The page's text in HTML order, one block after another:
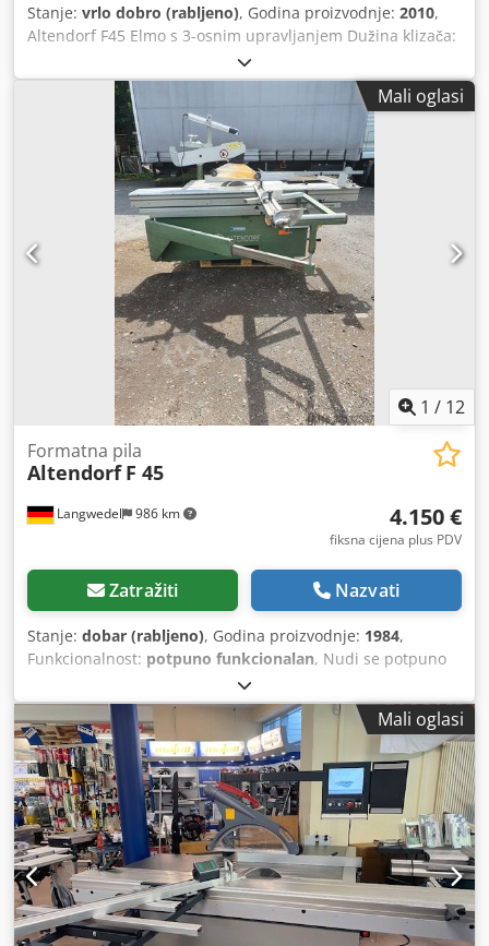
Stanje: vrlo dobro (rabljeno), Godina proizvodnje: 2010,
Altendorf F45 Elmo s 3-osnim upravljanjem Dužina klizača:
3200 mm Širina reza na uzdužnom graničniku: 1300 mm
Predrezač: pripremljen Podešavanje visine lista pile:
električno / upravljanje pozicijom Nagibno podešavanje
lista pile: električno / upravljanje pozicijom Uzdužni
graničnik: električan / upravljanje pozicijom Podešavanje
poprečnog graničnika: ručno Dcjdpfx Ajy Sbvked Sok Prikaz
kuta lista pile: digitalni prikaz Prikaz visine reza: digitalni
prikaz Poprečno ravnalo s funkcijom za kutove: da Promjer
lista pile: 450 mm Broj okretaja: 4 Snaga motora: 5,5 kW
Priključak za odsisavanje: 80 i 120 mm Duplex kutni
graničnik Godina proizvodnje: 2010. Cijena: 15.500.-
Mali oglasi
1 / 12
Langwedel 986 km
Formatna pila
Altendorf F 45
4.150 €
fiksna cijena plus PDV
Zatražiti Nazvati
Stanje: dobar (rabljeno), Godina proizvodnje: 1984,
Funkcionalnost: potpuno funkcionalan, Nudi se potpuno
funkcionalna formatna pila Altendorf F45 iz radionice za
osobe s invaliditetom. Nagib do 45° pomoću ručnog kotača
Godina proizvodnje: 1984 S predrezom (bez pile) Maks.
promjer lista pile 400 mm Ugrađen list 350 mm Maks.
visina reza s listom 350 mm: 98 mm na 90° — 75 mm na
45° Dedpfxjzdqxvo Ad Sock S motornom kočnicom (oko 2,5
s do zaustavljanja) Dužina kolica 2500 mm Širina reza
desno od lista pile 850 mm Brzine 3/4/5/6000 okr/min S
laserskom linijom reza Gresser HEnE 632,8nm 380 V Težina
990 kg Tipka za hitno zaustavljanje +rabljeni i novi listovi
pile kao na slici
Mali oglasi